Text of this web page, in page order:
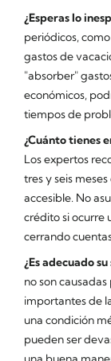
¿Esperas lo
periódicos,
gastos de
"absorber"
económicos,
tiempos de
¿Cuánto tienes
Los expertos
tres y seis
accesible. No
crédito si ocurre
cerrando
¿Es adecuado
no son
importantes de
una condición
pueden ser